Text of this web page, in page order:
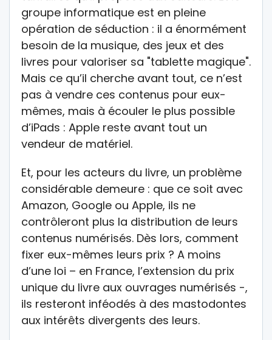
groupe informatique est en pleine
opération de séduction : il a énormément
besoin de la musique, des jeux et des
livres pour valoriser sa "tablette magique".
Mais ce qu’il cherche avant tout, ce n’est
pas à vendre ces contenus pour eux-
mêmes, mais à écouler le plus possible
d’iPads : Apple reste avant tout un
vendeur de matériel.
Et, pour les acteurs du livre, un problème
considérable demeure : que ce soit avec
Amazon, Google ou Apple, ils ne
contrôleront plus la distribution de leurs
contenus numérisés. Dès lors, comment
fixer eux-mêmes leurs prix ? A moins
d’une loi – en France, l’extension du prix
unique du livre aux ouvrages numérisés -,
ils resteront inféodés à des mastodontes
aux intérêts divergents des leurs.